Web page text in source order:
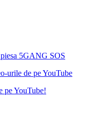
5GANG SOS
pe YouTube!